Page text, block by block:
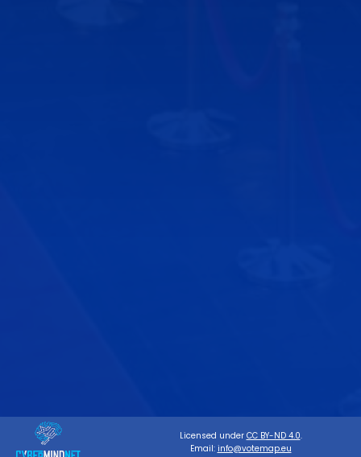
Licensed under CC BY-ND 4.0.
Email: info@votemap.eu